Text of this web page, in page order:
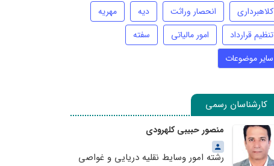
کلاهبرداری
انحصار وراثت دیه
مهریه
تنظیم قرارداد
امور مالیاتی
سفته
سایر موضوعات
کارشناسان رسمی
منصور حبیبی کلهرودی
رشته امور وسایط نقلیه دریایی و غواصی